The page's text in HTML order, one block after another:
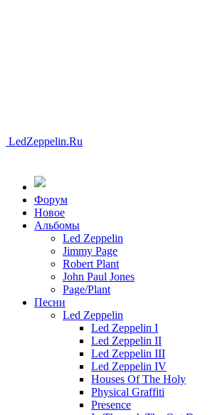
LedZeppelin.Ru
Форум
Новоe
Альбомы
Led Zeppelin
Jimmy Page
Robert Plant
John Paul Jones
Page/Plant
Песни
Led Zeppelin
Led Zeppelin I
Led Zeppelin II
Led Zeppelin III
Led Zeppelin IV
Houses Of The Holy
Physical Graffiti
Presence